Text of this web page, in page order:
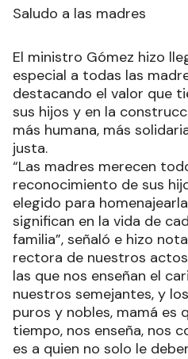
Saludo a las madres
El ministro Gómez hizo
especial a todas las
destacando el valor que
sus hijos y en la
más humana, más
justa.
“Las madres merecen
reconocimiento de sus
elegido para
significan en la vida de
familia”, señaló e hizo
rectora de nuestros
las que nos enseñan el
nuestros semejantes, y
puros y nobles, mamá es
tiempo, nos enseña, nos
es a quien no solo le